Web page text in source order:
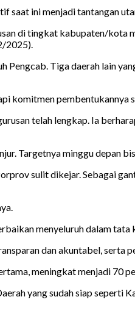
saat ini menjadi tantangan
di tingkat kabupaten/kota
2025).
Tiga daerah lain
komitmen pembentukannya
telah lengkap. Ia
Targetnya minggu depan
sulit dikejar. Sebagai
menyeluruh dalam tata
dan akuntabel, serta
meningkat menjadi 70
yang sudah siap seperti